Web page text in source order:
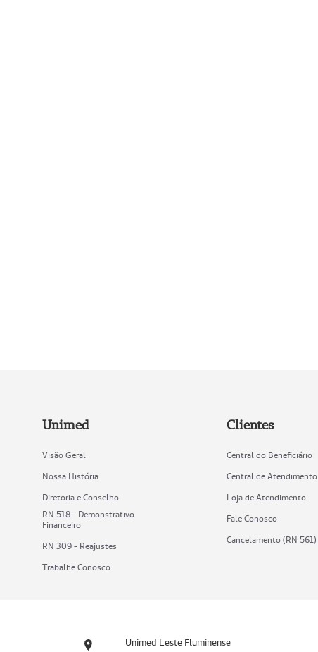
Unimed
Visão Geral
Nossa História
Diretoria e Conselho
RN 518 - Demonstrativo
Financeiro
RN 309 - Reajustes
Trabalhe Conosco
Clientes
Central do Beneficiário
Central de Atendimento
Loja de Atendimento
Fale Conosco
Cancelamento (RN 561)
Unimed Leste Fluminense